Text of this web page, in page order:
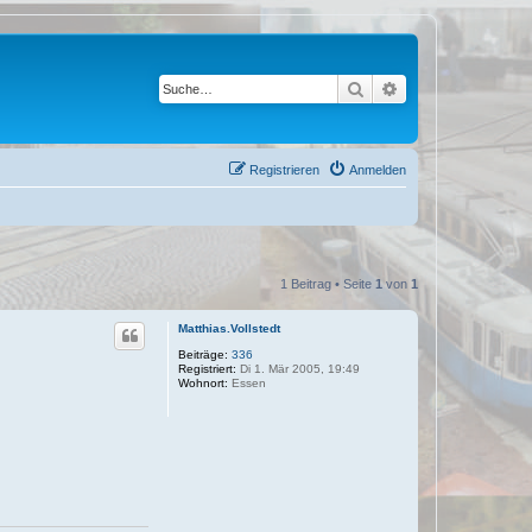
Suche Erweiterte Suche
Anmelden
Registrieren
1 Beitrag • Seite 1von 1
Matthias.Vollstedt
Beiträge: 336
Registriert: Di 1. Mär 2005, 19:49
Wohnort: Essen